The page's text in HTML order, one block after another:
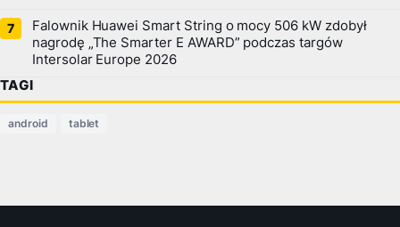
Falownik Huawei Smart String o mocy 506 kW zdobył
nagrodę „The Smarter E AWARD” podczas targów
Intersolar Europe 2026
TAGI
android tablet